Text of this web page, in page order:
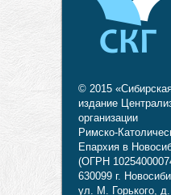
© 2015
издание
организации
Римско-
Епархия в
(ОГРН
630099 г.
ул. М. Горького,